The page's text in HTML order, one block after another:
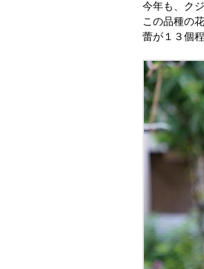
今年も、ク
この品種の
蕾が１３個